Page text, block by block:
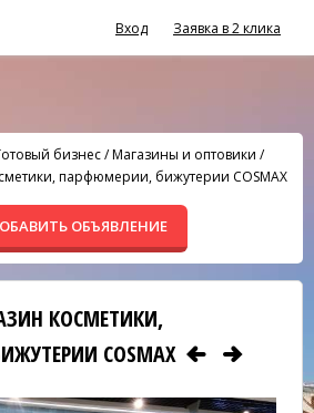
Вход Заявка в 2 клика
бизнес/Магазины и оптовики /
парфюмерии, бижутерии COSMAX
ОБЪЯВЛЕНИЕ
КОСМЕТИКИ,
COSMAX